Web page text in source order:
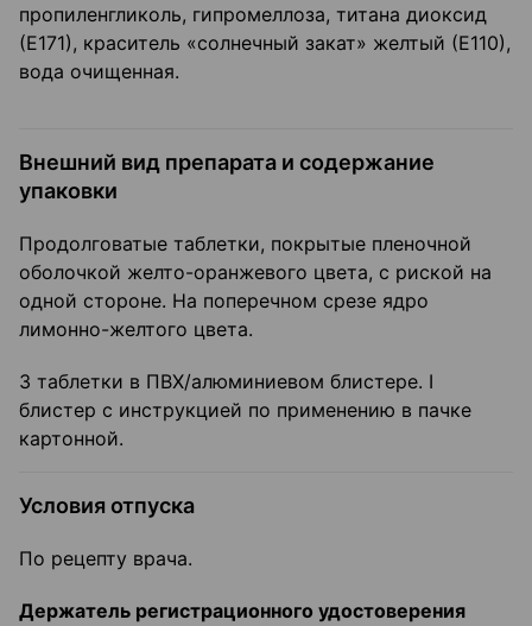
пропиленгликоль, гипромеллоза, титана диоксид
(Е171), краситель «солнечный закат» желтый (Е110),
вода очищенная.
Внешний вид препарата и содержание
упаковки
Продолговатые таблетки, покрытые пленочной
оболочкой желто-оранжевого цвета, с риской на
одной стороне. На поперечном срезе ядро
лимонно-желтого цвета.
3 таблетки в ПВХ/алюминиевом блистере. I
блистер с инструкцией по применению в пачке
картонной.
Условия отпуска
По рецепту врача.
Держатель регистрационного удостоверения